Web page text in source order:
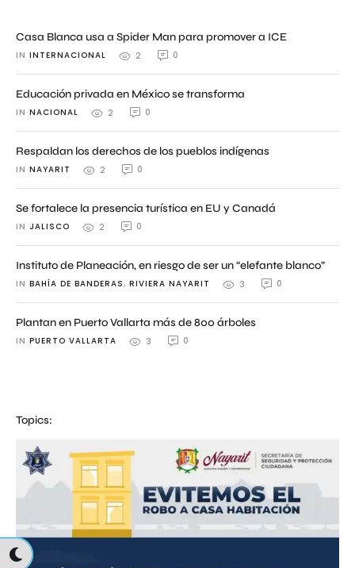
Casa Blanca usa a Spider Man para promover a ICE
IN INTERNACIONAL 2 0
Educación privada en México se transforma
IN NACIONAL 2 0
Respaldan los derechos de los pueblos indígenas
IN NAYARIT 2 0
Se fortalece la presencia turística en EU y Canadá
IN JALISCO 2 0
Instituto de Planeación, en riesgo de ser un “elefante blanco”
IN BAHÍA DE BANDERAS, RIVIERA NAYARIT 3 0
Plantan en Puerto Vallarta más de 800 árboles
IN PUERTO VALLARTA 3 0
Topics: